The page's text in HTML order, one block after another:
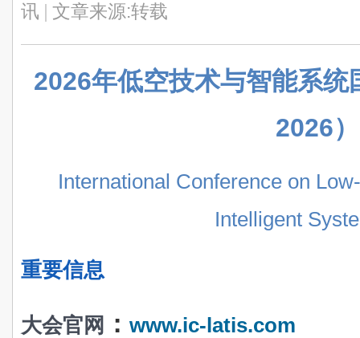
讯
文章来源:转载
2026年低空技术与智能系
2026）
International Conference on
Intelligent
重要信息
大会官网 ： www.ic-latis.com